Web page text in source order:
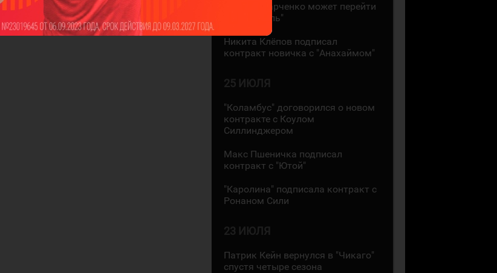
Кирилл Марченко может перейти
в "Монреаль"
Никита Клёпов подписал
контракт новичка с "Анахаймом"
25 ИЮЛЯ
"Коламбус" договорился о новом
контракте с Коулом
Силлинджером
Макс Пшеничка подписал
контракт с "Ютой"
"Каролина" подписала контракт с
Ронаном Сили
23 ИЮЛЯ
Патрик Кейн вернулся в "Чикаго"
спустя четыре сезона